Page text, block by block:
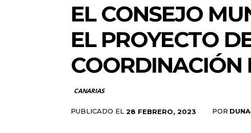
EL CONSEJO
EL PROYECTO
COORDINACIÓN
CANARIAS
PUBLICADO EL 28 FEBRERO, 2023 POR